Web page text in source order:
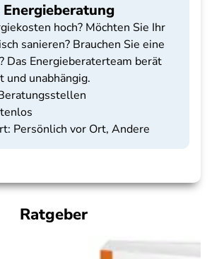
hoch? Möchten Sie Ihr
sanieren? Brauchen Sie eine
Das Energieberaterteam berät
und unabhängig.
Persönlich vor Ort, Andere
Ratgeber